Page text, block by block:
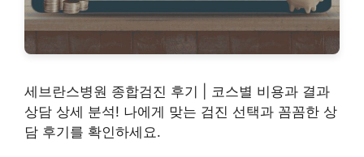
세브란스병원 종합검진 후기 | 코스별 비용과 결과
상담 상세 분석! 나에게 맞는 검진 선택과 꼼꼼한 상
담 후기를 확인하세요.